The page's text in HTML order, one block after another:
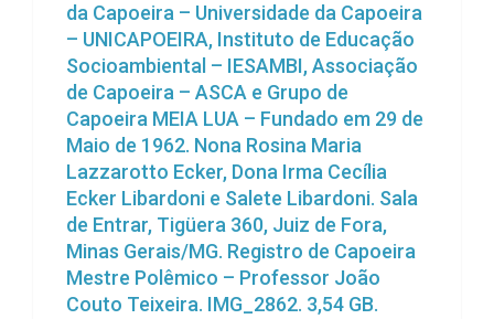
da Capoeira – Universidade da Capoeira
– UNICAPOEIRA, Instituto de Educação
Socioambiental – IESAMBI, Associação
de Capoeira – ASCA e Grupo de
Capoeira MEIA LUA – Fundado em 29 de
Maio de 1962. Nona Rosina Maria
Lazzarotto Ecker, Dona Irma Cecília
Ecker Libardoni e Salete Libardoni. Sala
de Entrar, Tigüera 360, Juiz de Fora,
Minas Gerais/MG. Registro de Capoeira
Mestre Polêmico – Professor João
Couto Teixeira. IMG_2862. 3,54 GB.